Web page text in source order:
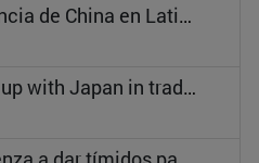
India, a enorme distancia de China en Latinoamérica
South Korea catches up with Japan in trade with Latin America